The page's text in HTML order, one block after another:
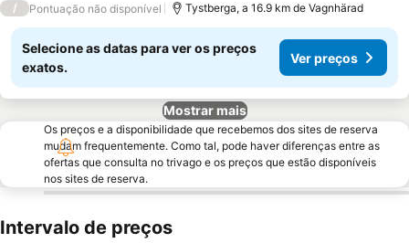
/ Pontuação não disponível Tystberga, a 16.9 km de Vagnhärad
Selecione as datas para ver os preços
exatos.
Ver preços
Mostrar mais
Os preços e a disponibilidade que recebemos dos sites de reserva
mudam frequentemente. Como tal, pode haver diferenças entre as
ofertas que consulta no trivago e os preços que estão disponíveis
nos sites de reserva.
Intervalo de preços